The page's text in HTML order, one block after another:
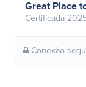
Great Place
Certificada
Conexão